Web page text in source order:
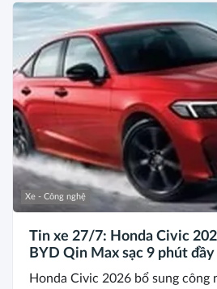
Xe - Công nghệ
Tin xe 27/7: Honda Civic
BYD Qin Max sạc 9 phút
Honda Civic 2026 bổ sung công